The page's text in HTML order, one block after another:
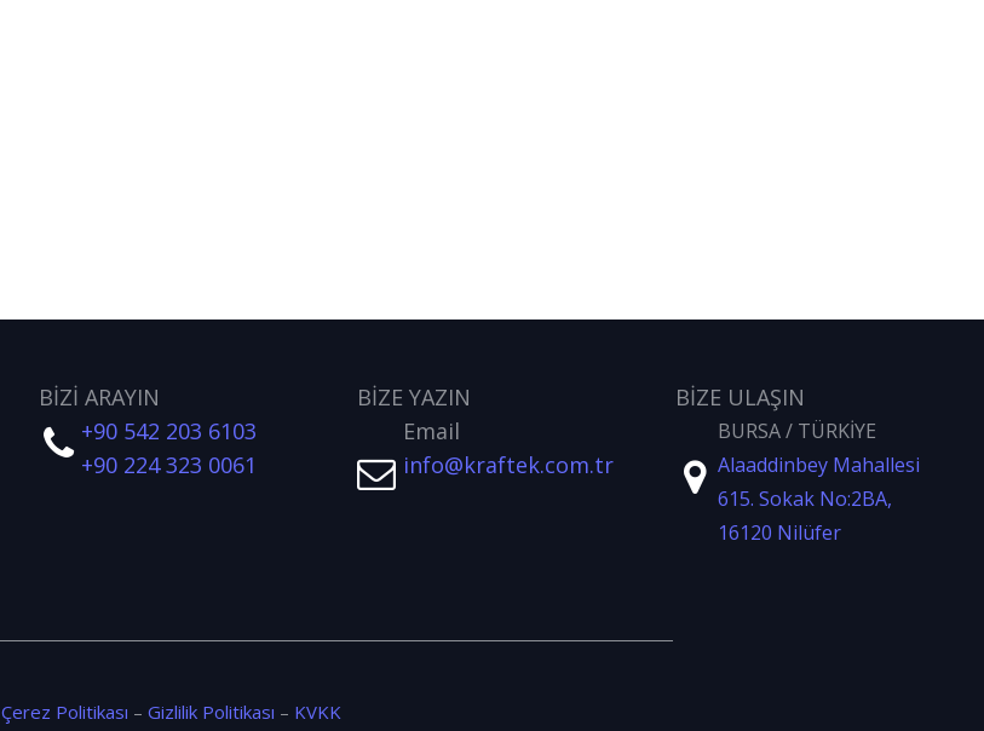
BİZİ ARAYIN
+90 542 203 6103
+90 224 323 0061
BİZE YAZIN
Email
info@kraftek.com.tr
BİZE ULAŞIN
BURSA / TÜRKİYE
Alaaddinbey Mahallesi
615. Sokak No:2BA,
16120 Nilüfer
Çerez Politikası – Gizlilik Politikası – KVKK